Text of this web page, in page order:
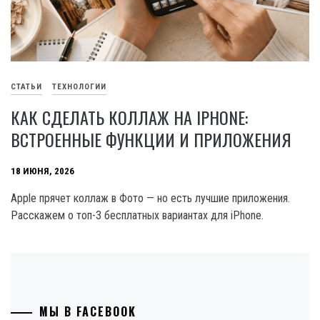
СТАТЬИ ТЕХНОЛОГИИ
КАК СДЕЛАТЬ КОЛЛАЖ НА IPHONE:
ВСТРОЕННЫЕ ФУНКЦИИ И ПРИЛОЖЕНИЯ
18 ИЮНЯ, 2026
Apple прячет коллаж в Фото — но есть лучшие приложения.
Расскажем о топ-3 бесплатных вариантах для iPhone.
МЫ В FACEBOOK